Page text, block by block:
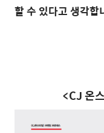
할 수 있다고 생각합
<CJ 온